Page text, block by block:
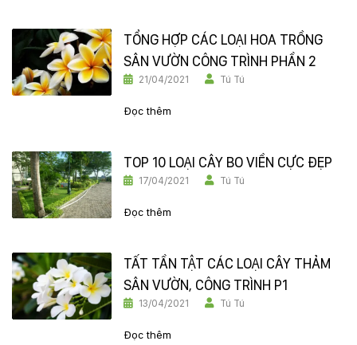
TỔNG HỢP CÁC LOẠI HOA TRỒNG
SÂN VƯỜN CÔNG TRÌNH PHẦN 2
21/04/2021 Tú Tú
Đọc thêm
TOP 10 LOẠI CÂY BO VIỀN CỰC ĐẸP
17/04/2021 Tú Tú
Đọc thêm
TẤT TẦN TẬT CÁC LOẠI CÂY THẢM
SÂN VƯỜN, CÔNG TRÌNH P1
13/04/2021 Tú Tú
Đọc thêm